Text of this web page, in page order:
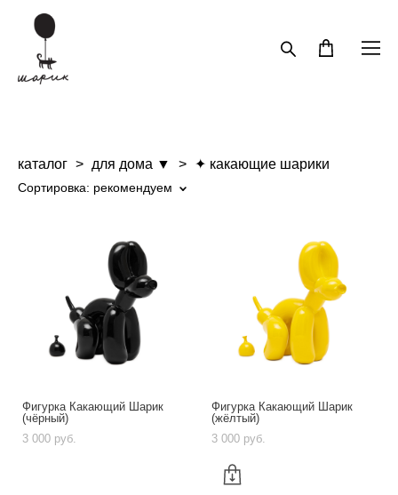
каталог > для дома ▼ > ✦ какающие шарики
Сортировка: рекомендуем
Фигурка Какающий Шарик
(чёрный)
3 000 pуб.
Фигурка Какающий Шарик
(жёлтый)
3 000 pуб.